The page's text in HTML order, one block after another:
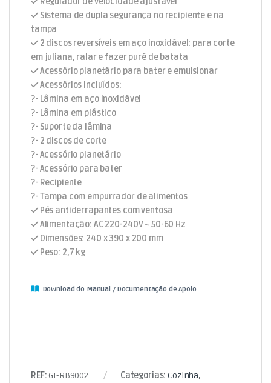
Sistema de dupla segurança no recipiente e na
tampa
2 discos reversíveis em aço inoxidável: para corte
em juliana, ralar e fazer puré de batata
Acessório planetário para bater e emulsionar
Acessórios incluídos:
?- Lâmina em aço inoxidável
?- Lâmina em plástico
?- Suporte da lâmina
?- 2 discos de corte
?- Acessório planetário
?- Acessório para bater
?- Recipiente
?- Tampa com empurrador de alimentos
Pés antiderrapantes com ventosa
Alimentação: AC 220-240V ~ 50-60 Hz
Dimensões: 240 x 390 x 200 mm
Peso: 2,7 kg
Download do Manual / Documentação de Apoio
REF:GI-RB9002 Categorias:Cozinha,